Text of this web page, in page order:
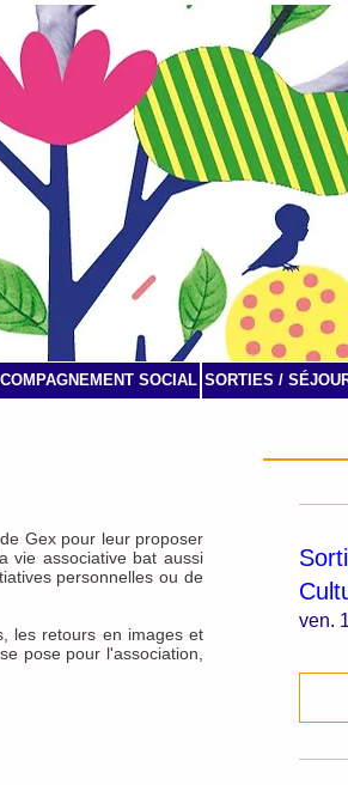
SOCIAL SORTIES /
Gex pour leur proposer
vie associative bat aussi
personnelles ou de
les retours en images et
pose pour l'association,
ven.